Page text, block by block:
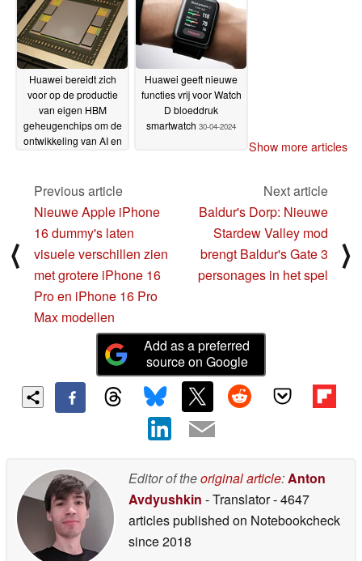
Huawei bereidt zich
voor op de productie
van eigen HBM
geheugenchips om de
ontwikkeling van AI en
Huawei geeft nieuwe
functies vrij voor Watch
D bloeddruk
smartwatch 30-04-2024
Show more articles
⟨
Previous article
Nieuwe Apple iPhone
16 dummy's laten
visuele verschillen zien
met grotere iPhone 16
Pro en iPhone 16 Pro
Max modellen
Next article
Baldur's Dorp: Nieuwe
Stardew Valley mod
brengt Baldur's Gate 3
personages in het spel
⟩
Add as a preferred
source on Google
Editor of theoriginal article:Anton
Avdyushkin - Translator- 4647
articles published on Notebookcheck
since 2018